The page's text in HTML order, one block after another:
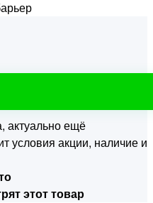
актуально ещё
условия акции, наличие и
этот товар